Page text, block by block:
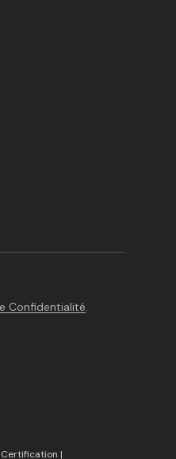
Confidentialité
|